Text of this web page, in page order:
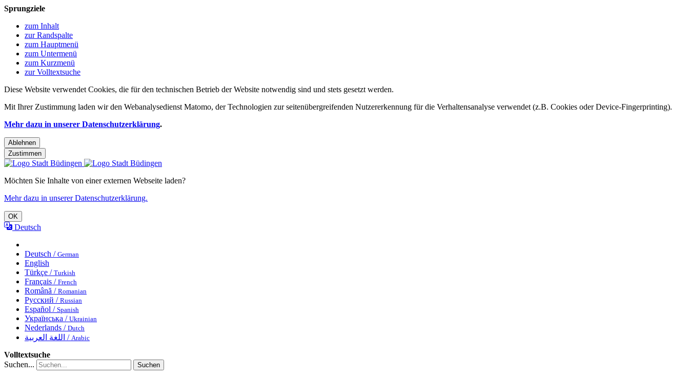
Sprungziele
zum Inhalt
zur Randspalte
zum Hauptmenü
zum Untermenü
zum Kurzmenü
zur Volltextsuche
Diese Website verwendet Cookies, die für den technischen Betrieb der Website notwendig sind und stets gesetzt werden.
Mit Ihrer Zustimmung laden wir den Webanalysedienst Matomo, der Technologien zur seitenübergreifenden Nutzererkennung für die Verhaltensanalyse verwendet (z.B. Cookies oder Device-Fingerprinting).
Mehr dazu in unserer Datenschutzerklärung.
Ablehnen
Zustimmen
Möchten Sie Inhalte von einer externen Webseite laden?
Mehr dazu in unserer Datenschutzerklärung.
OK
Deutsch
Deutsch / German
English
Türkçe / Turkish
Français / French
Română / Romanian
Русский / Russian
Español / Spanish
Українська / Ukrainian
Nederlands / Dutch
اللغة العربية / Arabic
Volltextsuche
Suchen...
Suchen